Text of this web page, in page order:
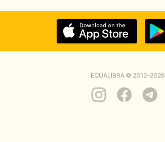
EQUALIBRA © 2012–2026